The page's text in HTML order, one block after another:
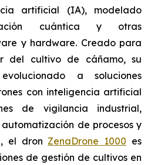
artificial (IA), modelado
cuántica y otras
y hardware. Creado para
del cultivo de cáñamo, su
a soluciones
con inteligencia artificial
de vigilancia industrial,
de procesos y
el dron ZenaDrone 1000 es
de gestión de cultivos en